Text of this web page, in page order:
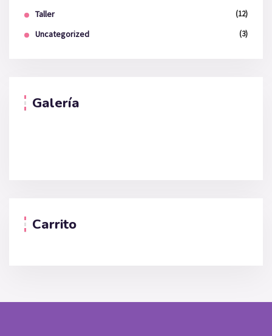
Taller (12)
Uncategorized (3)
Galería
Carrito